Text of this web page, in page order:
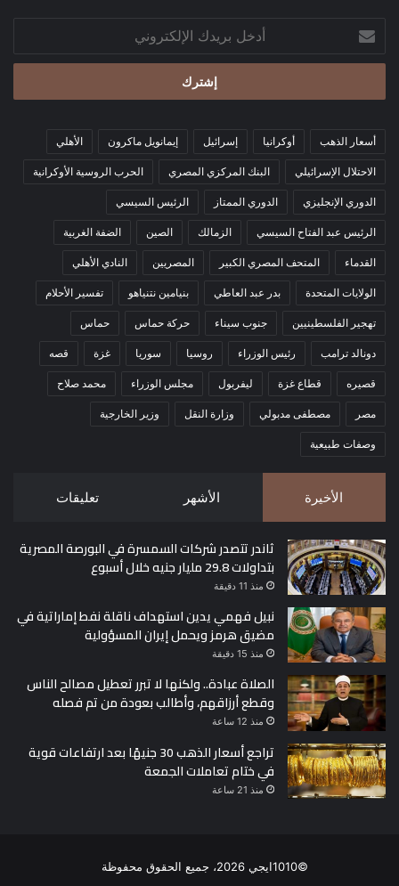
بريدك
الإلكتروني
أسعار الذهب أوكرانيا إسرائيل إيمانويل ماكرون الأهلي
الاحتلال الإسرائيلي البنك المركزي المصري الحرب الروسية الأوكرانية
الدوري الإنجليزي الدوري الممتاز الرئيس السيسي
الرئيس عبد الفتاح السيسي الزمالك الصين الضفة الغربية
القدماء المتحف المصري الكبير المصريين النادي الأهلي
الولايات المتحدة بدر عبد العاطي بنيامين نتنياهو تفسير الأحلام
تهجير الفلسطينيين جنوب سيناء حركة حماس حماس
دونالد ترامب رئيس الوزراء روسيا سوريا غزة قصه
قصيره قطاع غزة ليفربول مجلس الوزراء محمد صلاح
مصر مصطفى مدبولي وزارة النقل وزير الخارجية
وصفات طبيعية
الأخيرة الأشهر تعليقات
ثاندر تتصدر شركات السمسرة في البورصة المصرية
بتداولات 29.8 مليار جنيه خلال أسبوع
منذ 11 دقيقة
نبيل فهمي يدين استهداف ناقلة نفط إماراتية في
مضيق هرمز ويحمل إيران المسؤولية
منذ 15 دقيقة
الصلاة عبادة.. ولكنها لا تبرر تعطيل مصالح الناس
وقطع أرزاقهم، وأطالب بعودة من تم فصله
منذ 12 ساعة
تراجع أسعار الذهب 30 جنيهًا بعد ارتفاعات قوية
في ختام تعاملات الجمعة
منذ 21 ساعة
©1010ايجي 2026، جميع الحقوق محفوظة